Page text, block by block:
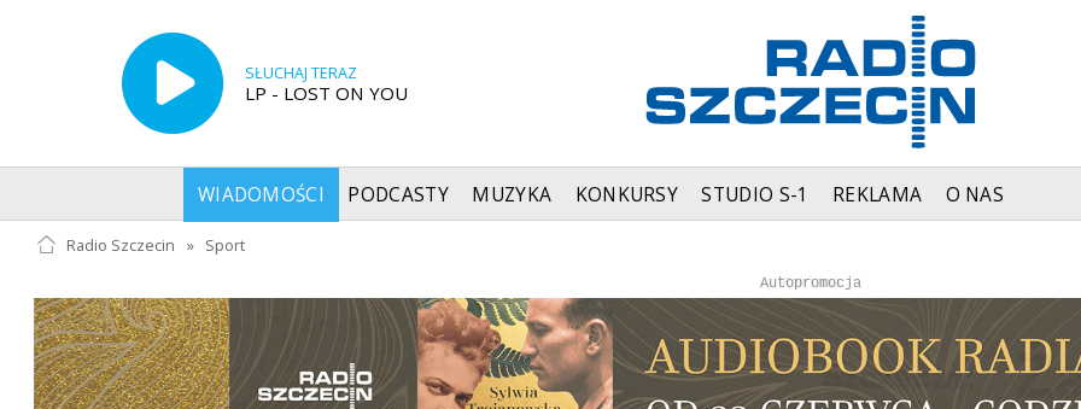
SŁUCHAJ TERAZ
LP - LOST ON YOU
WIADOMOŚCI PODCASTY MUZYKA KONKURSY STUDIO S-1 REKLAMA O NAS
Radio Szczecin » Sport
Reklama
Autopromocja